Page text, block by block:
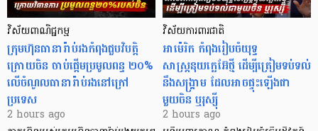
វិស័យពាណិជ្ជកម្ម
ក្រុមហ៊ុនធានារ៉ាប់រងកំពុងជួបវិបត្តិ
ក្រោយចិន ចាប់ផ្តើមប្រមូលពន្ធ ២០%
លើចំណូលធានារ៉ាប់រងនៅក្រៅ
ប្រទេស
2 hours ago
វិស័យការពារជាតិ
អាម៉េរិក កំពុងរៀបចំយុទ្ធ
សាស្ត្រនុយក្លេអ៊ែថ្មី ដើម្បីត្រៀមទប់ទល់
នឹងសង្គ្រាម ដែលអាចផ្ទុះឡើងជា
មួយចិន ឬរុស្ស៊ី
2 hours ago